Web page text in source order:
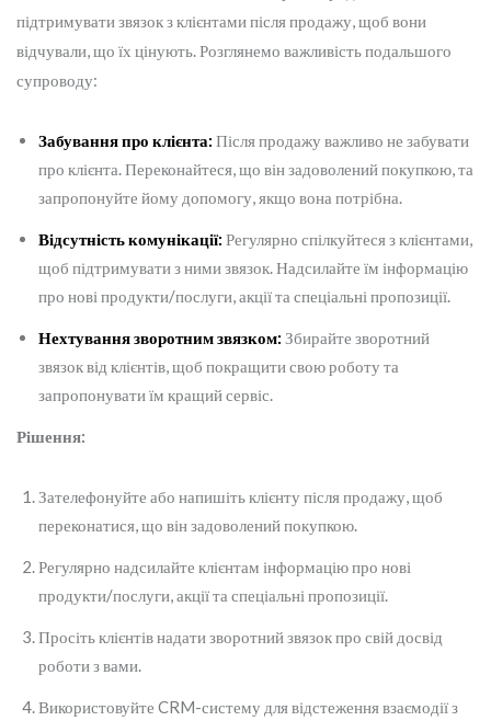
підтримувати звязок з клієнтами після продажу, щоб вони
відчували, що їх цінують. Розглянемо важливість подальшого
супроводу:
Забування про клієнта: Після продажу важливо не забувати
про клієнта. Переконайтеся, що він задоволений покупкою, та
запропонуйте йому допомогу, якщо вона потрібна.
Відсутність комунікації: Регулярно спілкуйтеся з клієнтами,
щоб підтримувати з ними звязок. Надсилайте їм інформацію
про нові продукти/послуги, акції та спеціальні пропозиції.
Нехтування зворотним звязком: Збирайте зворотний
звязок від клієнтів, щоб покращити свою роботу та
запропонувати їм кращий сервіс.
Рішення:
Зателефонуйте або напишіть клієнту після продажу, щоб
переконатися, що він задоволений покупкою.
Регулярно надсилайте клієнтам інформацію про нові
продукти/послуги, акції та спеціальні пропозиції.
Просіть клієнтів надати зворотний звязок про свій досвід
роботи з вами.
Використовуйте CRM-систему для відстеження взаємодії з